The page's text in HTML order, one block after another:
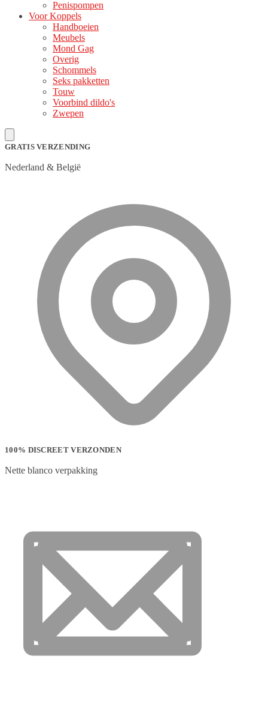
Penispompen
Voor Koppels
Handboeien
Meubels
Mond Gag
Overig
Schommels
Seks pakketten
Touw
Voorbind dildo's
Zwepen
GRATIS VERZENDING
Nederland & België
100% DISCREET VERZONDEN
Nette blanco verpakking